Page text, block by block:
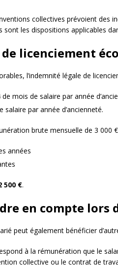
collectives prévoient des
les dispositions applicables
licenciement
l’indemnité légale de
mois de salaire par année
salaire par année d’ancienneté.
brute mensuelle de 3
années
500 €.
en compte lors
peut également bénéficier
à la rémunération que le
collective ou le contrat de